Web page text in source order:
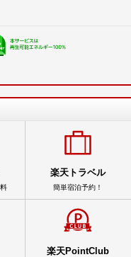
楽天トラベル
簡単宿泊予約！
楽天PointClub